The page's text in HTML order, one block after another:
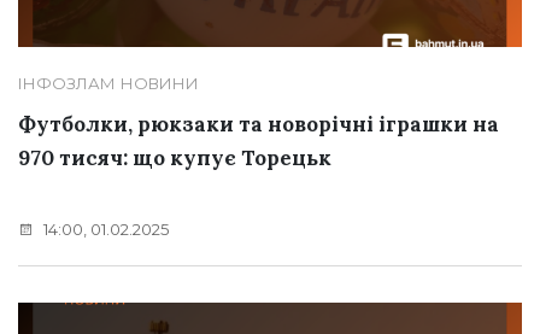
ІНФОЗЛАМ НОВИНИ
Футболки, рюкзаки та новорічні іграшки на
970 тисяч: що купує Торецьк
14:00, 01.02.2025